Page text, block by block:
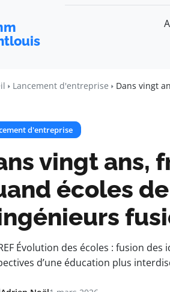
Lancement d'entreprise Dans vingt
d'entreprise
vingt ans,
écoles
Évolution des écoles : fusion
d’une éducation plus